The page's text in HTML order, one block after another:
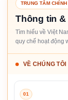
TRUNG TÂM
Thông tin &
Tìm hiểu về Việt
quy chế hoạt động
VỀ CHÚNG TÔI
01